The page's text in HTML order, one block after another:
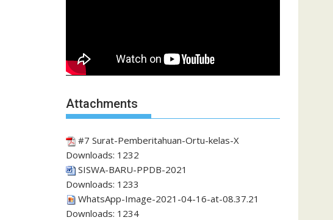
Attachments
#7 Surat-Pemberitahuan-Ortu-kelas-X
Downloads: 1232
SISWA-BARU-PPDB-2021
Downloads: 1233
WhatsApp-Image-2021-04-16-at-08.37.21
Downloads: 1234